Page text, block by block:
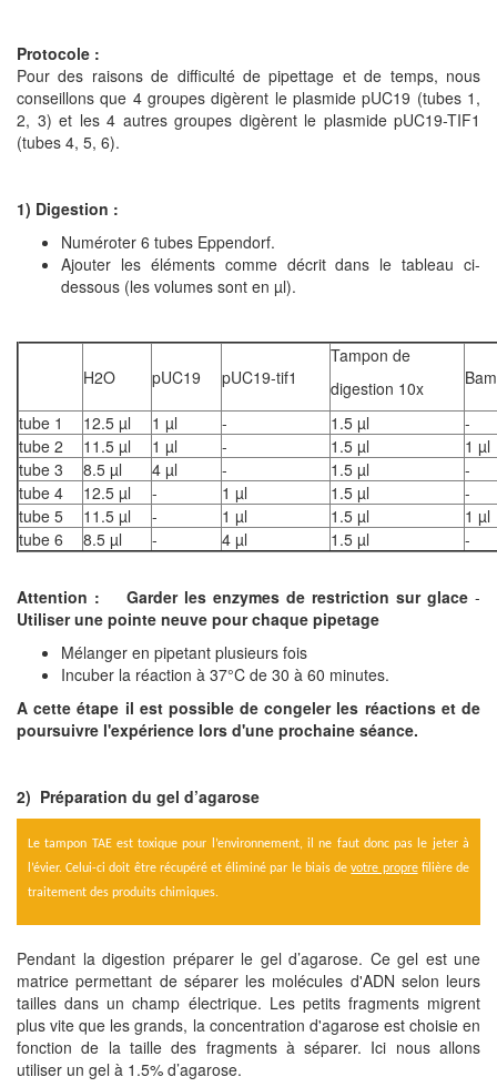
Protocole :
Pour des raisons de difficulté de pipettage et de temps, nous
conseillons que 4 groupes digèrent le plasmide pUC19 (tubes 1,
2, 3) et les 4 autres groupes digèrent le plasmide pUC19-TIF1
(tubes 4, 5, 6).
1) Digestion :
Numéroter 6 tubes Eppendorf.
Ajouter les éléments comme décrit dans le tableau ci-
dessous (les volumes sont en µl).
H2O pUC19 pUC19-tif1
Tampon de
digestion 10x
tube 1 12.5 µl 1 µl - 1.5 µl
-
tube 2
11.5 µl 1 µl - 1.5 µl
1 µl
tube 3
8.5 µl 4 µl - 1.5 µl
-
tube 4
12.5 µl - 1 µl 1.5 µl
-
tube 5
11.5 µl - 1 µl 1.5 µl
1 µl
tube 6
8.5 µl - 4 µl 1.5 µl -
Attention : Garder les enzymes de restriction sur glace -
Utiliser une pointe neuve pour chaque pipetage
Mélanger en pipetant plusieurs fois
Incuber la réaction à 37°C de 30 à 60 minutes.
A cette étape il est possible de congeler les réactions et de
poursuivre l'expérience lors d'une prochaine séance.
2) Préparation du gel d’agarose
Le tampon TAE est toxique pour l’environnement, il ne faut donc pas le jeter à
l’évier. Celui-ci doit être récupéré et éliminé par le biais devotre proprefilière de
traitement des produits chimiques.
Pendant la digestion préparer le gel d’agarose. Ce gel est une
matrice permettant de séparer les molécules d'ADN selon leurs
tailles dans un champ électrique. Les petits fragments migrent
plus vite que les grands, la concentration d'agarose est choisie en
fonction de la taille des fragments à séparer. Ici nous allons
utiliser un gel à 1.5% d’agarose.